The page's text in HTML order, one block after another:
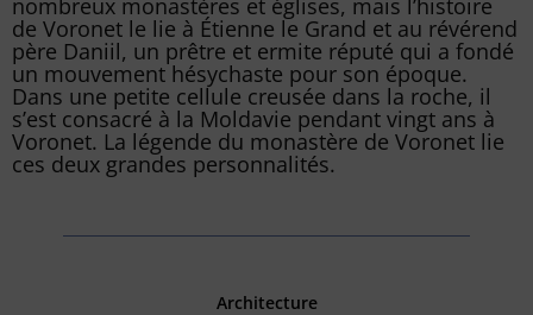
nombreux monastères et églises, mais l’histoire
de Voronet le lie à Étienne le Grand et au révérend
père Daniil, un prêtre et ermite réputé qui a fondé
un mouvement hésychaste pour son époque.
Dans une petite cellule creusée dans la roche, il
s’est consacré à la Moldavie pendant vingt ans à
Voronet. La légende du monastère de Voronet lie
ces deux grandes personnalités.
Architecture